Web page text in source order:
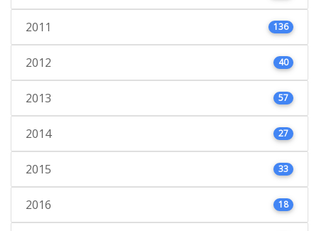
2011 136
2012 40
2013 57
2014 27
2015 33
2016 18